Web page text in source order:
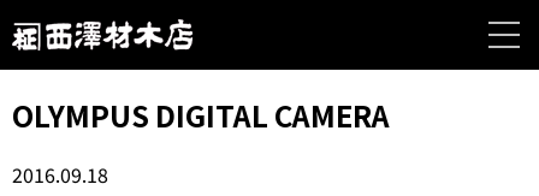
OLYMPUS DIGITAL CAMERA
2016.09.18